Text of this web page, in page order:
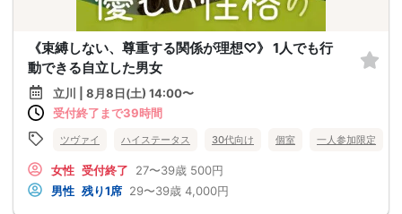
《束縛しない、尊重する関係が理想♡》 1人でも行
動できる自立した男女
立川 | 8月8日(土) 14:00〜
受付終了まで39時間
ツヴァイ ハイステータス 30代向け 個室 一人参加限定
女性 受付終了 27〜39歳 500円
男性 残り1席 29〜39歳 4,000円